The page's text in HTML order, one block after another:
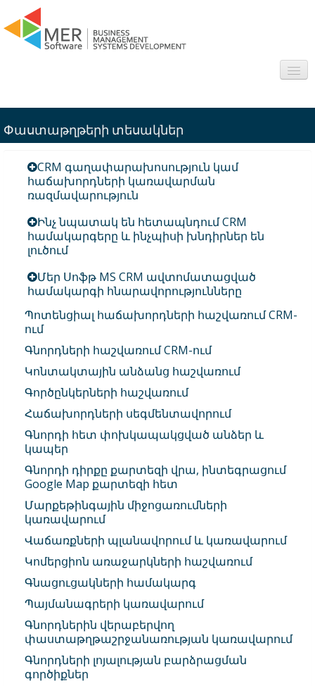
Sectors
Products
Frequently asked questions
Contact
Փաստաթղթերի տեսակներ
CRM գաղափարախոսություն կամ
հաճախորդների կառավարման
ռազմավարություն
Ինչ նպատակ են հետապնդում CRM
համակարգերը և ինչպիսի խնդիրներ են
լուծում
Մեր Սոֆթ MS CRM ավտոմատացված
համակարգի հնարավորությունները
Պոտենցիալ հաճախորդների հաշվառում CRM-
ում
Գնորդների հաշվառում CRM-ում
Կոնտակտային անձանց հաշվառում
Գործընկերների հաշվառում
Հաճախորդների սեգմենտավորում
Գնորդի հետ փոխկապակցված անձեր և
կապեր
Գնորդի դիրքը քարտեզի վրա, ինտեգրացում
Google Map քարտեզի հետ
Մարքեթինգային միջոցառումների
կառավարում
Վաճառքների պլանավորում և կառավարում
Կոմերցիոն առաջարկների հաշվառում
Գնացուցակների համակարգ
Պայմանագրերի կառավարում
Գնորդներին վերաբերվող
փաստաթղթաշրջանառության կառավարում
Գնորդների լոյալության բարձրացման
գործիքներ